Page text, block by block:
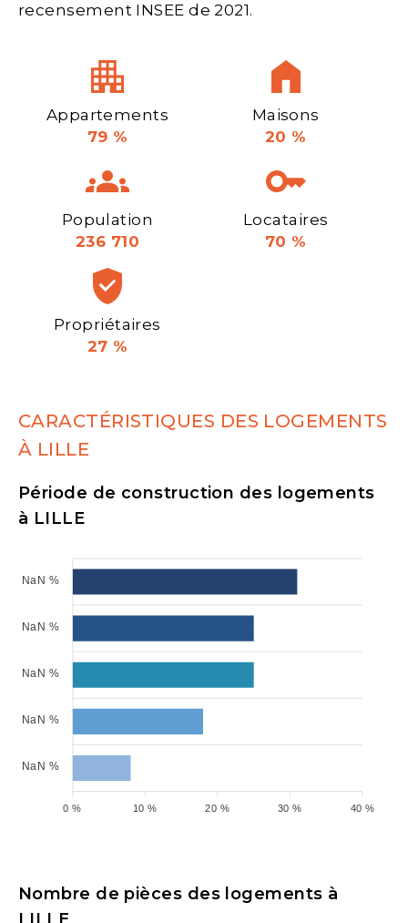
recensement INSEE de 2021.
Appartements
79 %
Maisons
20 %
Population
236 710
Locataires
70 %
Propriétaires
27 %
CARACTÉRISTIQUES DES LOGEMENTS
À LILLE
Période de construction des logements
à LILLE
NaN %
NaN %
NaN %
NaN %
NaN %
40 %
30 %
20 %
10 %
0 %
Nombre de pièces des logements à